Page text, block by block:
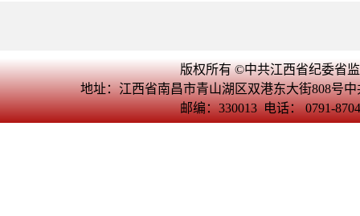
版权所有 ©中共江西省纪委省
地址：江西省南昌市青山湖区双港东大街808号
邮编：330013 电话： 0791-